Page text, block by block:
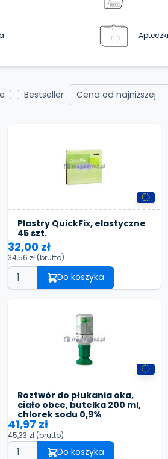
Apteczki
Bestseller
Plastry QuickFix, elastyczne
45 szt.
32,00 zł
34,56 zł (brutto)
Do koszyka
Roztwór do płukania oka,
ciało obce, butelka 200 ml,
chlorek sodu 0,9%
41,97 zł
45,33 zł (brutto)
Do koszyka